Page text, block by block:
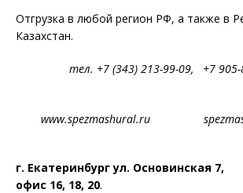
Отгрузка в любой регион РФ, а также в
Казахстан.
тел. +7 (343) 213-99-09, +7
www.spezmashural.ru
г. Екатеринбург ул. Основинская 7,
офис 16, 18, 20.